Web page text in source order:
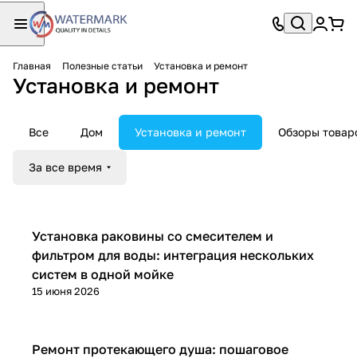
Главная Полезные статьи Установка и ремонт
Установка и ремонт
Все Дом Установка и ремонт Обзоры
За все время
Установка и ремонт
15 июня 2026
Установка раковины со смесителем и
фильтром для воды: интеграция нескольких
систем в одной мойке
Установка и ремонт
Ремонт протекающего душа: пошаговое